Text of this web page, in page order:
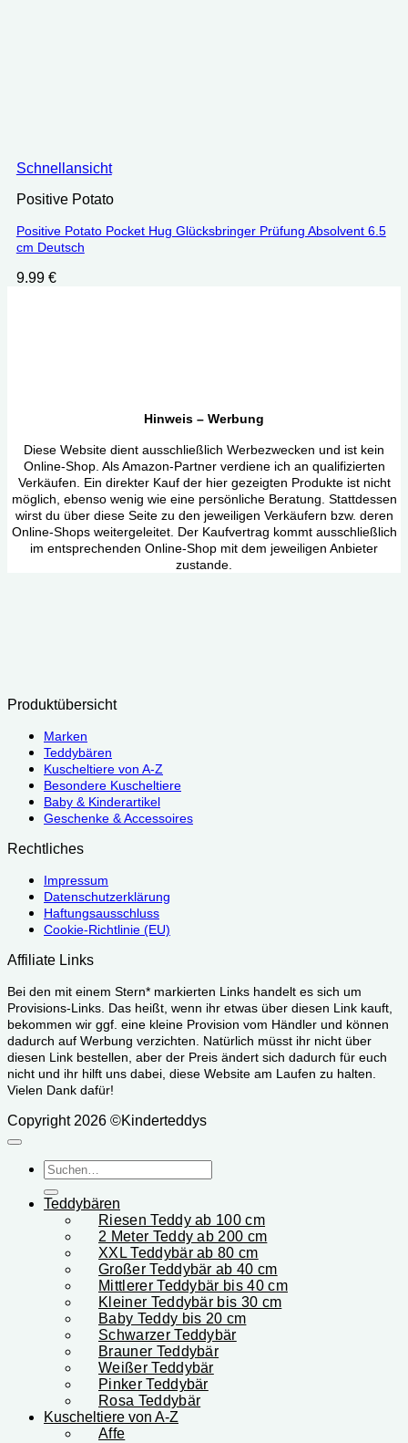
Schnellansicht
Positive Potato
Positive Potato Pocket Hug Glücksbringer Prüfung Absolvent 6.5
cm Deutsch
9.99 €
Hinweis – Werbung
Diese Website dient ausschließlich Werbezwecken und ist kein
Online-Shop. Als Amazon-Partner verdiene ich an qualifizierten
Verkäufen. Ein direkter Kauf der hier gezeigten Produkte ist nicht
möglich, ebenso wenig wie eine persönliche Beratung. Stattdessen
wirst du über diese Seite zu den jeweiligen Verkäufern bzw. deren
Online-Shops weitergeleitet. Der Kaufvertrag kommt ausschließlich
im entsprechenden Online-Shop mit dem jeweiligen Anbieter
zustande.
Produktübersicht
Marken
Teddybären
Kuscheltiere von A-Z
Besondere Kuscheltiere
Baby & Kinderartikel
Geschenke & Accessoires
Rechtliches
Impressum
Datenschutzerklärung
Haftungsausschluss
Cookie-Richtlinie (EU)
Affiliate Links
Bei den mit einem Stern* markierten Links handelt es sich um
Provisions-Links. Das heißt, wenn ihr etwas über diesen Link kauft,
bekommen wir ggf. eine kleine Provision vom Händler und können
dadurch auf Werbung verzichten. Natürlich müsst ihr nicht über
diesen Link bestellen, aber der Preis ändert sich dadurch für euch
nicht und ihr hilft uns dabei, diese Website am Laufen zu halten.
Vielen Dank dafür!
Copyright 2026 ©Kinderteddys
Suchen
nach:
Teddybären
Riesen Teddy ab 100 cm
2 Meter Teddy ab 200 cm
XXL Teddybär ab 80 cm
Großer Teddybär ab 40 cm
Mittlerer Teddybär bis 40 cm
Kleiner Teddybär bis 30 cm
Baby Teddy bis 20 cm
Schwarzer Teddybär
Brauner Teddybär
Weißer Teddybär
Pinker Teddybär
Rosa Teddybär
Kuscheltiere von A-Z
Affe